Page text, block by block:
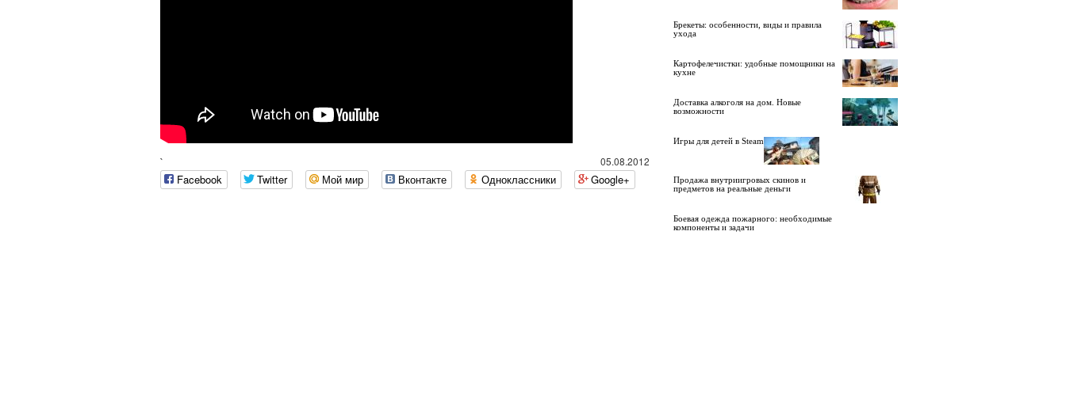
05.08.2012
`
Facebook Twitter Мой мир Вконтакте Одноклассники Google+
Брекеты: особенности, виды и правила
ухода
Картофелечистки: удобные помощники на
кухне
Доставка алкоголя на дом. Новые
возможности
Игры для детей в Steam
Продажа внутриигровых скинов и
предметов на реальные деньги
Боевая одежда пожарного: необходимые
компоненты и задачи